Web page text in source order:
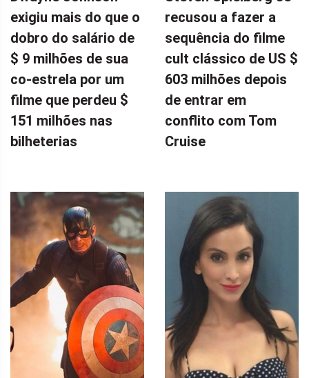
exigiu mais do que o
dobro do salário de
$ 9 milhões de sua
co-estrela por um
filme que perdeu $
151 milhões nas
bilheterias
recusou a fazer a
sequência do filme
cult clássico de US $
603 milhões depois
de entrar em
conflito com Tom
Cruise